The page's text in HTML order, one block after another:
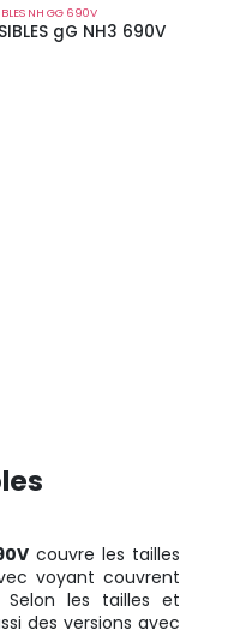
NH GG 690V
gG NH3 690V
couvre les tailles
voyant couvrent
Selon les tailles et
des versions avec